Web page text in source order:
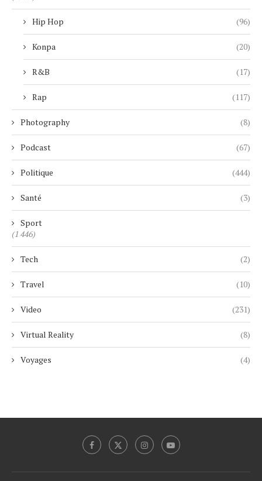
Hip Hop (96)
Konpa (20)
R&B (17)
Rap (117)
Photography (8)
Podcast (67)
Politique (444)
Santé (3)
Sport
(1 446)
Tech (2)
Travel (10)
Video (231)
Virtual Reality (8)
Voyages (4)